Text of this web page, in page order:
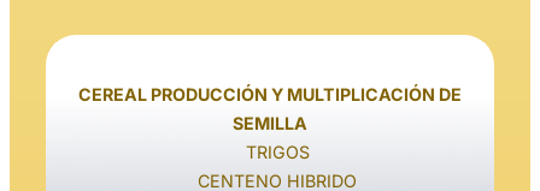
CEREAL PRODUCCIÓN Y MULTIPLICACIÓN DE
SEMILLA
TRIGOS
CENTENO HIBRIDO